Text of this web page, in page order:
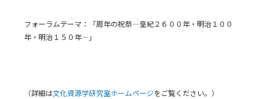
フォーラムテーマ：「周年の祝祭―皇紀２６００年・明治１００
年・明治１５０年―」
（詳細は文化資源学研究室ホームページをご覧ください。）